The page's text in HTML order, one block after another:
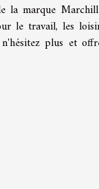
la marque
le travail, les
plus et